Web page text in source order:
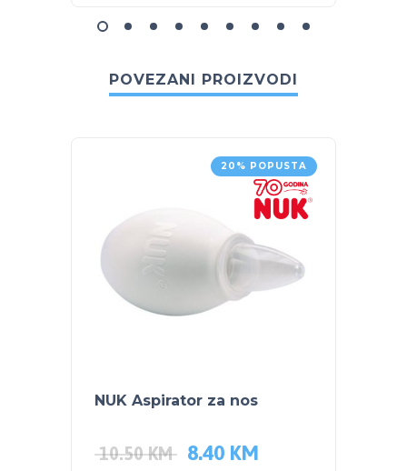
POVEZANI PROIZVODI
20% POPUSTA
NUK Aspirator za nos
10.50KM 8.40 KM